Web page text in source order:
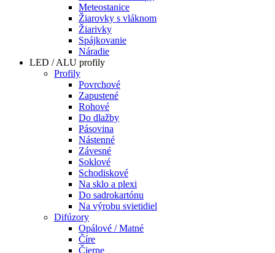
Meteostanice
Žiarovky s vláknom
Žiarivky
Spájkovanie
Náradie
LED / ALU profily
Profily
Povrchové
Zapustené
Rohové
Do dlažby
Pásovina
Nástenné
Závesné
Soklové
Schodiskové
Na sklo a plexi
Do sadrokartónu
Na výrobu svietidiel
Difúzory
Opálové / Matné
Číre
Čierne